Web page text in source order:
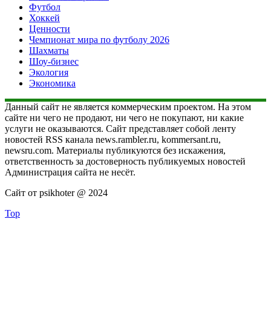
Футбол
Хоккей
Ценности
Чемпионат мира по футболу 2026
Шахматы
Шоу-бизнес
Экология
Экономика
Данный сайт не является коммерческим проектом. На этом
сайте ни чего не продают, ни чего не покупают, ни какие
услуги не оказываются. Сайт представляет собой ленту
новостей RSS канала news.rambler.ru, kommersant.ru,
newsru.com. Материалы публикуются без искажения,
ответственность за достоверность публикуемых новостей
Администрация сайта не несёт.
Сайт от psikhoter @ 2024
Top